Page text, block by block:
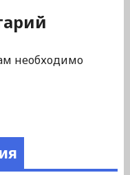
необходимо